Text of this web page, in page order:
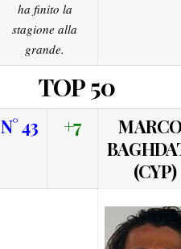
ha finito la
stagione alla
grande.
TOP 50
N° 43 +7
(CYP)